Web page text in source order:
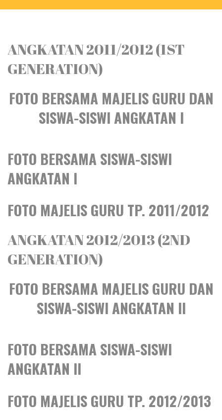
ANGKATAN 2011/2012 (1ST
GENERATION)
FOTO BERSAMA MAJELIS GURU DAN
SISWA-SISWI ANGKATAN I
FOTO BERSAMA SISWA-SISWI
ANGKATAN I
FOTO MAJELIS GURU TP. 2011/2012
ANGKATAN 2012/2013 (2ND
GENERATION)
FOTO BERSAMA MAJELIS GURU DAN
SISWA-SISWI ANGKATAN II
FOTO BERSAMA SISWA-SISWI
ANGKATAN II
FOTO MAJELIS GURU TP. 2012/2013